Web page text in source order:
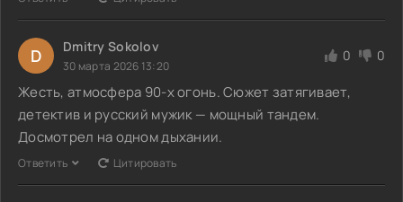
D Dmitry Sokolov
30 марта 2026 13:20
0 0
Жесть, атмосфера 90-х огонь. Сюжет затягивает,
детектив и русский мужик — мощный тандем.
Досмотрел на одном дыхании.
Ответить Цитировать